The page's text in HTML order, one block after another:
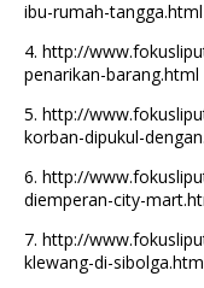
ibu-rumah-tangga.html
4. http://
penarikan-barang.html
5. http://
korban-dipukul-
6. http://
diemperan-city-
7. http://
klewang-di-